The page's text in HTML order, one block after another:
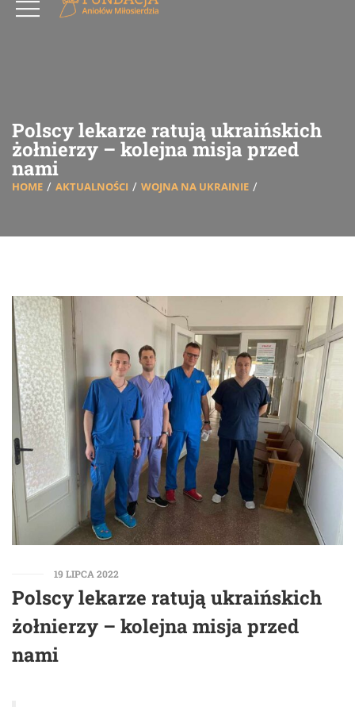
Polscy lekarze ratują ukraińskich
żołnierzy – kolejna misja przed
nami
HOME AKTUALNOŚCI WOJNA NA UKRAINIE
19 LIPCA 2022
Polscy lekarze ratują ukraińskich
żołnierzy – kolejna misja przed
nami